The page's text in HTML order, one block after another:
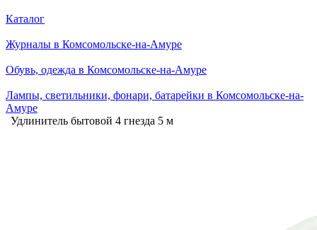
Каталог
Журналы в Комсомольске-на-Амуре
Обувь, одежда в Комсомольске-на-Амуре
Лампы, светильники, фонари, батарейки в Комсомольске-на-
Амуре
Удлинитель бытовой 4 гнезда 5 м